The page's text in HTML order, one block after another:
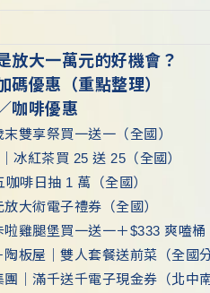
放大一萬元的好機會？
碼優惠（重點整理）
咖啡優惠
享祭買一送一（全國）
紅茶買 25 送 25（全國）
日抽 1 萬（全國）
術電子禮券（全國）
腿堡買一送一＋$333 爽嗑桶
屋｜雙人套餐送前菜（全國
滿千送千電子現金券（北中